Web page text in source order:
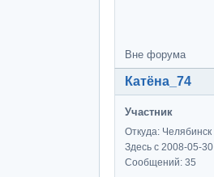
Вне форума
Катёна_74
Участник
Откуда: Челябинск
Здесь с 2008-05-30
Сообщений: 35